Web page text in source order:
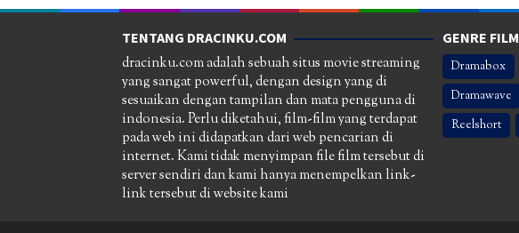
TENTANG DRACINKU.COM
dracinku.com adalah sebuah situs movie streaming
yang sangat powerful, dengan design yang di
sesuaikan dengan tampilan dan mata pengguna di
indonesia. Perlu diketahui, film-film yang terdapat
pada web ini didapatkan dari web pencarian di
internet. Kami tidak menyimpan file film tersebut di
server sendiri dan kami hanya menempelkan link-
link tersebut di website kami
GENRE FILM
Dramabox
Dramawave
Reelshort